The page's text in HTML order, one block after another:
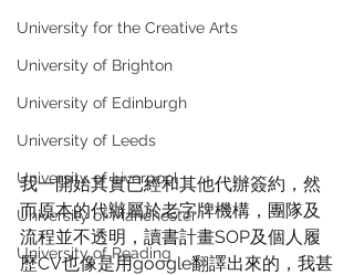
University for the Creative Arts
University of Brighton
University of Edinburgh
University of Leeds
University of Liverpool
University of Manchester
University of Reading
我一開始其實已經和其他代辦簽約，然
而原本的代辦屬於老字牌機構，團隊及
流程並不透明，讀書計畫SOP及個人履
歷CV也像是用google翻譯出來的，我甚